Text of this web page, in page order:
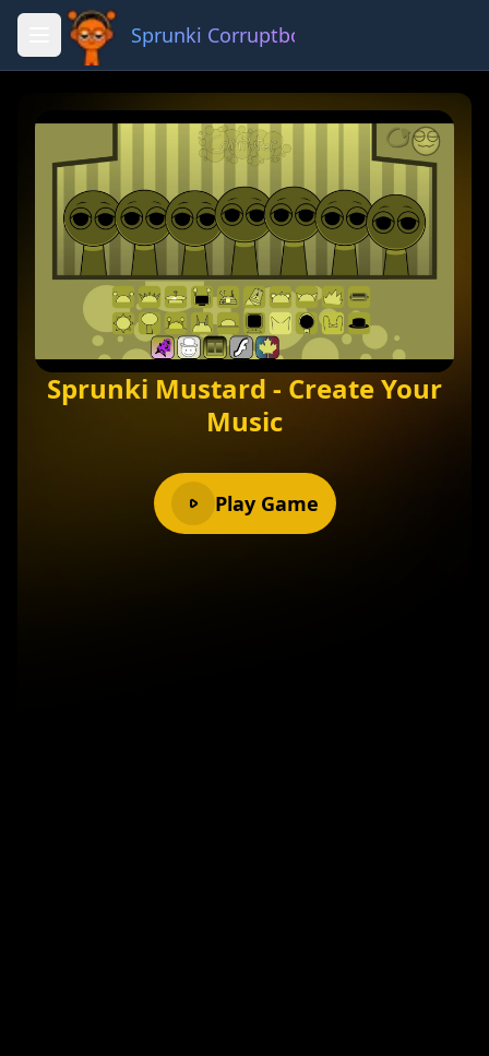
Sprunki Corruptbox 3 x
Sprunki Mustard - Create Your
Music
Play Game
Fullscreen